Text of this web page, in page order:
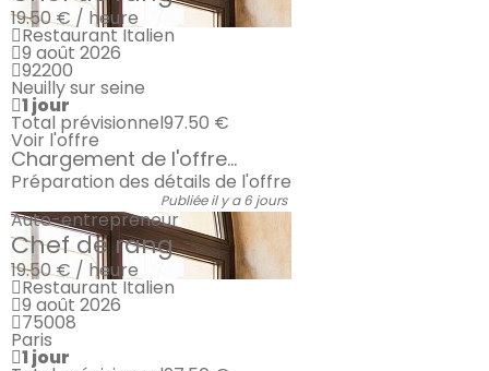
19.50 € / heure
Restaurant Italien
9 août 2026
92200
Neuilly sur seine
1 jour
Total prévisionnel97.50 €
Voir l'offre
Chargement de l'offre...
Préparation des détails de l'offre
Publiée il y a 6 jours
Auto-entrepreneur
Chef de rang
19.50 € / heure
Restaurant Italien
9 août 2026
75008
Paris
1 jour